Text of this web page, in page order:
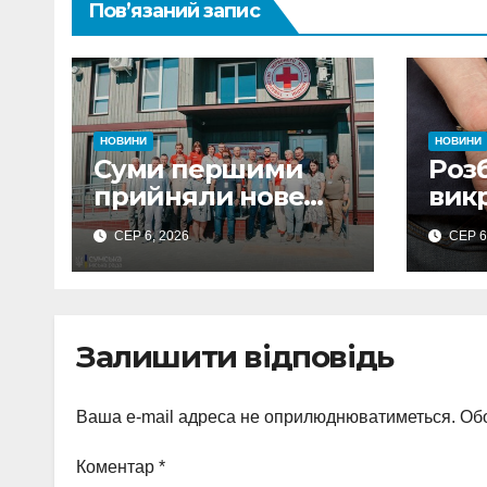
Пов’язаний запис
НОВИНИ
Суми першими
прийняли нове
керівництво
Українського
Червоного Хреста:
громади
СЕР 6, 2026
НОВИНИ
на
СЕР
Залишити відповідь
Ваша e-mail адреса не оприлюднюватиметься.
Коментар *